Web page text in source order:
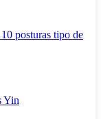
posturas tipo de
Yin